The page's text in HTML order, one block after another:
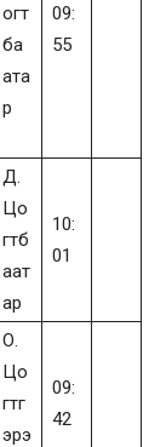
огт
ба
ата
р
09:
55
Д.
Цо
гтб
аат
ар
10:
01
О.
Цо
гтг
эрэ
09:
42